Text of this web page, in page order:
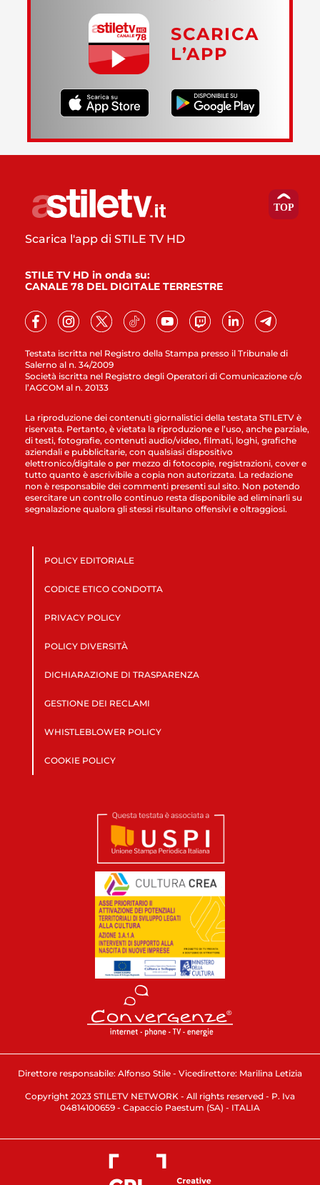
SCARICA
L’APP
Testata iscritta nel Registro della Stampa presso il Tribunale di
Salerno al n. 34/2009
Società iscritta nel Registro degli Operatori di Comunicazione c/o
l’AGCOM al n. 20133
Scarica l'app di STILE TV HD
STILE TV HD in onda su:
CANALE 78 DEL DIGITALE TERRESTRE
La riproduzione dei contenuti giornalistici della testata STILETV è
riservata. Pertanto, è vietata la riproduzione e l’uso, anche parziale,
di testi, fotografie, contenuti audio/video, filmati, loghi, grafiche
aziendali e pubblicitarie, con qualsiasi dispositivo
elettronico/digitale o per mezzo di fotocopie, registrazioni, cover e
tutto quanto è ascrivibile a copia non autorizzata. La redazione
non è responsabile dei commenti presenti sul sito. Non potendo
esercitare un controllo continuo resta disponibile ad eliminarli su
segnalazione qualora gli stessi risultano offensivi e oltraggiosi.
POLICY EDITORIALE
CODICE ETICO CONDOTTA
PRIVACY POLICY
POLICY DIVERSITÀ
DICHIARAZIONE DI TRASPARENZA
GESTIONE DEI RECLAMI
WHISTLEBLOWER POLICY
COOKIE POLICY
Direttore responsabile: Alfonso Stile - Vicedirettore: Marilina Letizia
Copyright 2023 STILETV NETWORK - All rights reserved - P. Iva
04814100659 - Capaccio Paestum (SA) - ITALIA